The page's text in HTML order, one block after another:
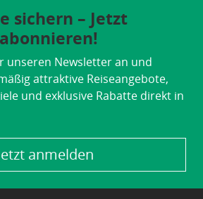
sichern – Jetzt
unseren Newsletter an und
attraktive Reiseangebote,
und exklusive Rabatte direkt in
anmelden